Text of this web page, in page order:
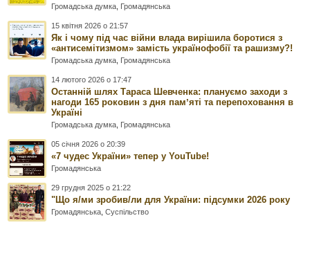
Громадська думка Громадянська
15 квітня 2026 о 21:57
Як і чому під час війни влада вирішила боротися з
«антисемітизмом» замість українофобії та рашизму?!
Громадська думка Громадянська
14 лютого 2026 о 17:47
Останній шлях Тараса Шевченка: плануємо заходи з
нагоди 165 роковин з дня памʼяті та перепоховання в
Україні
Громадська думка Громадянська
05 січня 2026 о 20:39
«7 чудес України» тепер у YouTube!
Громадянська
29 грудня 2025 о 21:22
"Що я/ми зробив/ли для України: підсумки 2026 року
Громадянська ,Суспільство